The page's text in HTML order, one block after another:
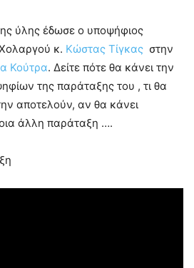
ύλης έδωσε ο υποψήφιος
κ. Κώστας Τίγκας στην
Κούτρα. Δείτε πότε θα κάνει την
της παράταξης του , τι θα
αποτελούν, αν θα κάνει
άλλη παράταξη ….